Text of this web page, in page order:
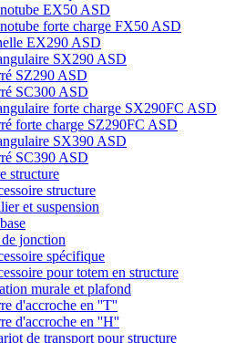
EX50 ASD
forte charge FX50 ASD
EX290 ASD
SX290 ASD
SZ290 ASD
SC300 ASD
forte charge SX290FC ASD
forte charge SZ290FC ASD
SX390 ASD
SC390 ASD
structure
structure
et suspension
jonction
spécifique
pour totem en structure
murale et plafond
d'accroche en ''T''
d'accroche en ''H''
de transport pour structure